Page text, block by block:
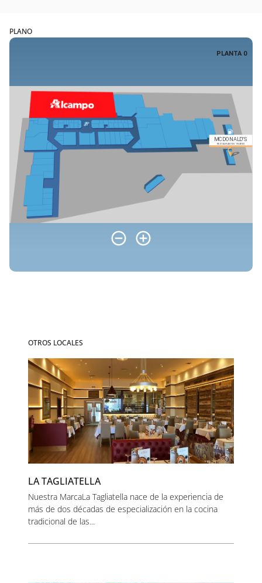
PLANO
OTROS LOCALES
LA TAGLIATELLA
Nuestra MarcaLa Tagliatella nace de la experiencia de
más de dos décadas de especialización en la cocina
tradicional de las...